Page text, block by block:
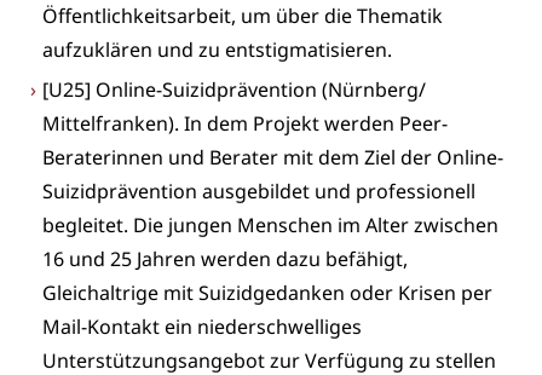
Öffentlichkeitsarbeit, um über die Thematik
aufzuklären und zu entstigmatisieren.
[U25] Online-Suizidprävention (Nürnberg/
Mittelfranken). In dem Projekt werden Peer-
Beraterinnen und Berater mit dem Ziel der Online-
Suizidprävention ausgebildet und professionell
begleitet. Die jungen Menschen im Alter zwischen
16 und 25 Jahren werden dazu befähigt,
Gleichaltrige mit Suizidgedanken oder Krisen per
Mail-Kontakt ein niederschwelliges
Unterstützungsangebot zur Verfügung zu stellen